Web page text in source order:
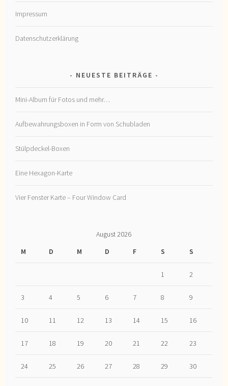
Impressum
Datenschutzerklärung
NEUESTE BEITRÄGE
Mini-Album für Fotos und mehr…
Aufbewahrungsboxen in Form von Schubladen
Stülpdeckel-Boxen
Eine Hexagon-Karte
Vier Fenster Karte – Four Window Card
August 2026
M
D M D F S S
1 2
3 4 5 6 7 8 9
10 11 12 13 14 15 16
17 18 19 20 21 22 23
24 25 26 27 28 29 30